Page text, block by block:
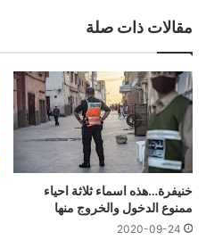
مقالات ذات صلة
خنيفرة…هذه اسماء ثلاثة احياء
ممنوع الدخول والخروج منها
2020-09-24